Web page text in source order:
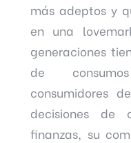
más adeptos y
en una
generaciones
de
consumidores
decisiones de
finanzas, su